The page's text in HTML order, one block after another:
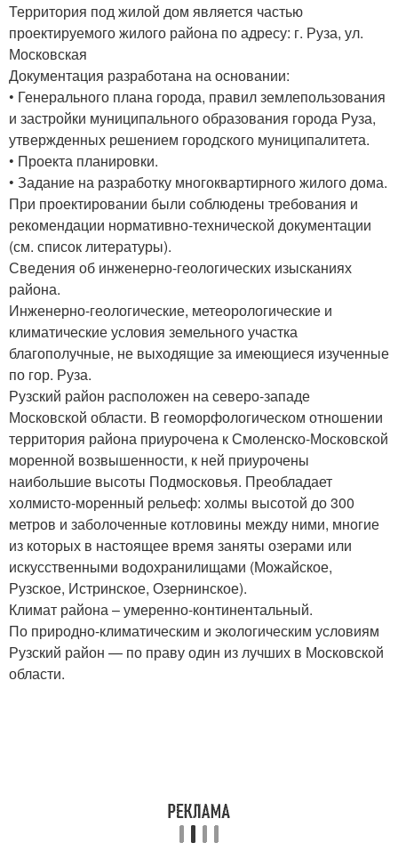
Территория под жилой дом является частью
проектируемого жилого района по адресу: г. Руза, ул.
Московская
Документация разработана на основании:
• Генерального плана города, правил землепользования
и застройки муниципального образования города Руза,
утвержденных решением городского муниципалитета.
• Проекта планировки.
• Задание на разработку многоквартирного жилого дома.
При проектировании были соблюдены требования и
рекомендации нормативно-технической документации
(см. список литературы).
Сведения об инженерно-геологических изысканиях
района.
Инженерно-геологические, метеорологические и
климатические условия земельного участка
благополучные, не выходящие за имеющиеся изученные
по гор. Руза.
Рузский район расположен на северо-западе
Московской области. В геоморфологическом отношении
территория района приурочена к Смоленско-Московской
моренной возвышенности, к ней приурочены
наибольшие высоты Подмосковья. Преобладает
холмисто-моренный рельеф: холмы высотой до 300
метров и заболоченные котловины между ними, многие
из которых в настоящее время заняты озерами или
искусственными водохранилищами (Можайское,
Рузское, Истринское, Озернинское).
Климат района – умеренно-континентальный.
По природно-климатическим и экологическим условиям
Рузский район — по праву один из лучших в Московской
области.